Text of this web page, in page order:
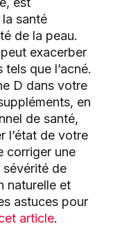
santé
de la peau.
exacerber
que l’acné.
D dans votre
en
de santé,
l’état de votre
corriger une
sévérité de
naturelle et
astuces pour
article.